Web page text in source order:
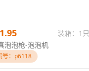
装箱：1只
泡泡枪-泡泡机
号：p6118